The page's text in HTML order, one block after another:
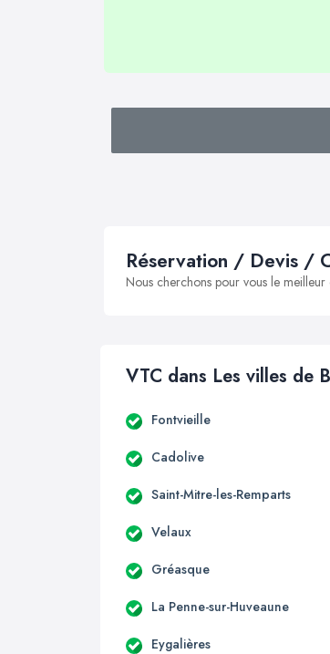
Réservation / Devis /
Nous cherchons pour vous le
VTC dans Les villes de
Fontvieille
Cadolive
Saint-Mitre-les-Remparts
Velaux
Gréasque
La Penne-sur-Huveaune
Eygalières